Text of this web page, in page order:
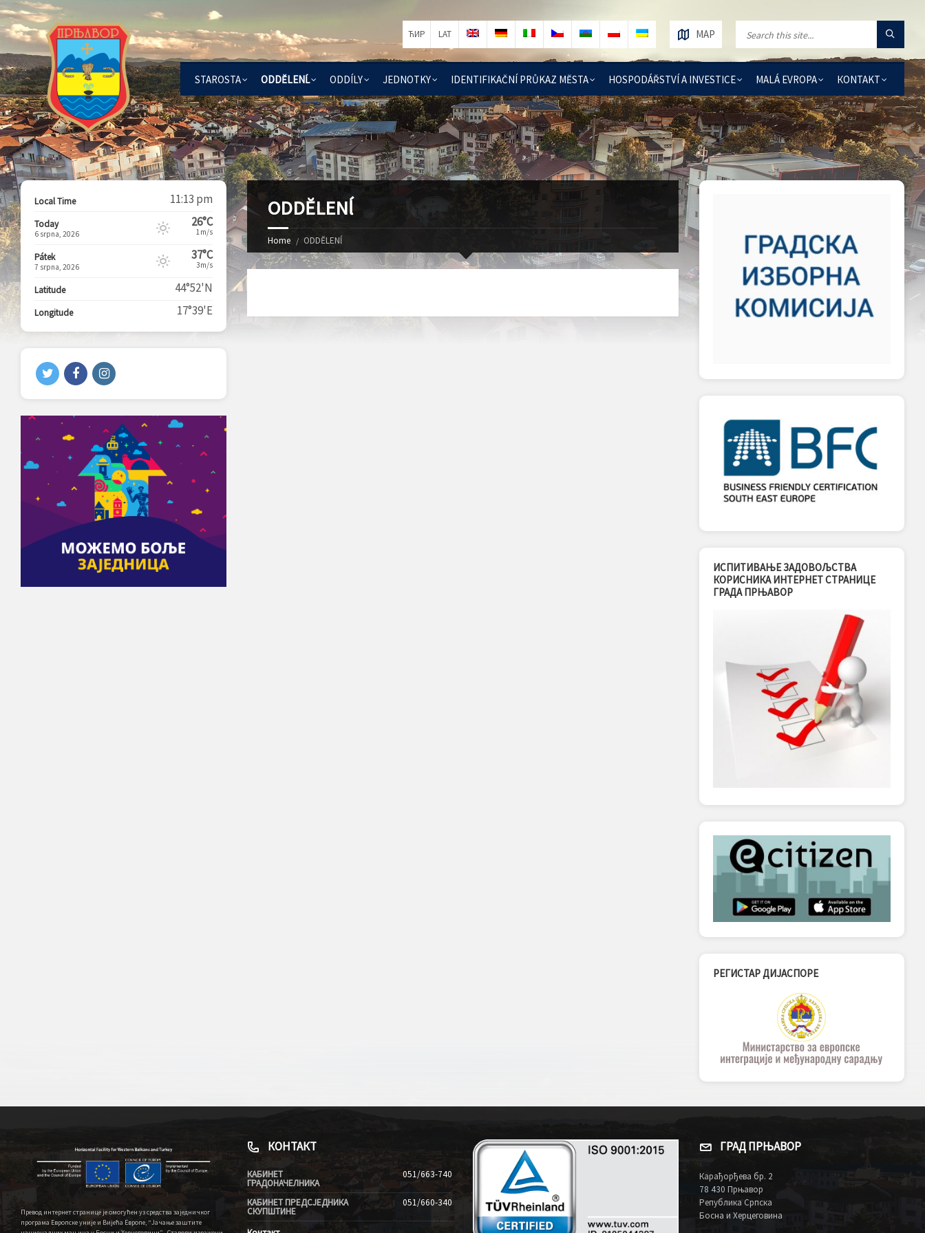
STAROSTA ОDDĔLENĹ ОDDÍLY ЈЕDNOTKY IDENTIFIKAČNÍ PRŮKAZ MĔSTA HOSPODÁŘSTVÍ A INVESTICE MALÁ EVROPA КОNTAKT
MAP
ЋИР LAT
ОDDĔLENĺ
Home ОDDĔLENĺ
Local Time 11:13 pm
Today
6 srpna, 2026
26°C
1m/s
Pátek
7 srpna, 2026
37°C
3m/s
Latitude 44°52'N
Longitude 17°39'E
ИСПИТИВАЊЕ ЗАДОВОЉСТВА
КОРИСНИКА ИНТЕРНЕТ СТРАНИЦЕ
ГРАДА ПРЊАВОР
РЕГИСТАР ДИЈАСПОРЕ
Превод интернет странице је омогућен уз средства заједничког
програма Европске уније и Вијећа Европе, “Јачање заштите
КОНТАКТ
КАБИНЕТ
ГРАДОНАЧЕЛНИКА
051/663-740
КАБИНЕТ ПРЕДСЈЕДНИКА
СКУПШТИНЕ
051/660-340
ГРАД ПРЊАВОР
Карађорђева бр. 2
78 430 Прњавор
Република Српска
Босна и Херцеговина